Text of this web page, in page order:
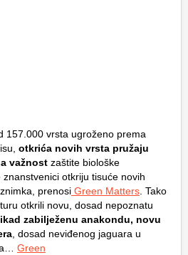
157.000 vrsta ugroženo prema
otkrića novih vrsta pružaju
važnost zaštite biološke
otkriju tisuće novih
prenosi Green Matters. Tako
otkrili novu, dosad nepoznatu
zabilježenu anakondu, novu
, dosad neviđenog jaguara u
Green